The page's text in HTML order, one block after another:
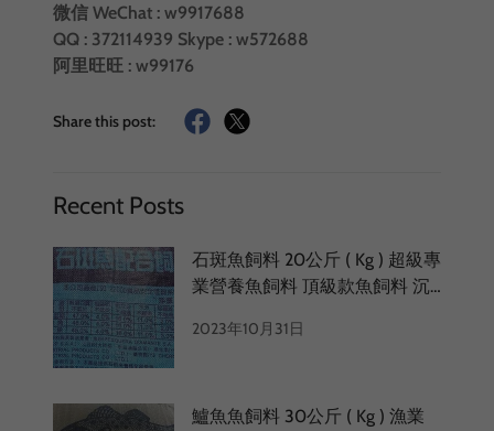
微信 WeChat : w9917688
QQ : 372114939 Skype : w572688
阿里旺旺 : w99176
Share this post:
Recent Posts
石斑魚飼料 20公斤 ( Kg ) 超級專
業營養魚飼料 頂級款魚飼料 沉
料 石斑魚料批發 魚飼料批發
2023年10月31日
鱸魚魚飼料 30公斤 ( Kg ) 漁業